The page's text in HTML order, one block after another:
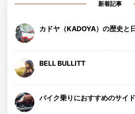
新着記事
カドヤ（KADOYA）の歴史と
BELL BULLITT
バイク乗りにおすすめのサイ